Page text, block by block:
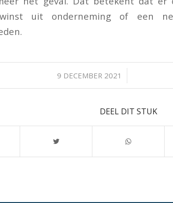
winst uit onderneming of een
9 DECEMBER 2021
/
DEEL DIT STUK